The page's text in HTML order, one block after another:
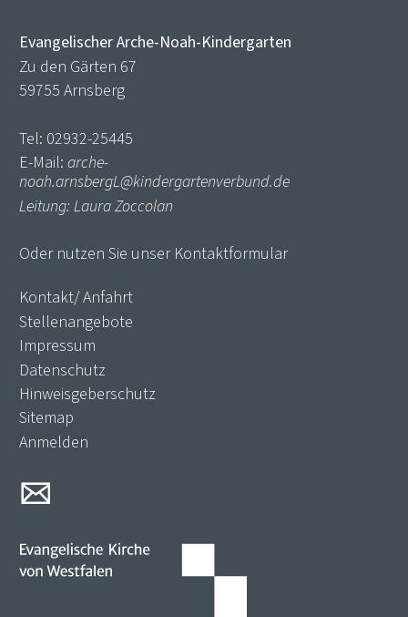
Evangelischer Arche-Noah-Kindergarten
Zu den Gärten 67
59755 Arnsberg
Tel: 02932-25445
E-Mail: arche-
noah.arnsbergL@kindergartenverbund.de
Leitung: Laura Zoccolan
Oder nutzen Sie unser Kontaktformular
Kontakt/ Anfahrt
Stellenangebote
Impressum
Datenschutz
Hinweisgeberschutz
Sitemap
Anmelden